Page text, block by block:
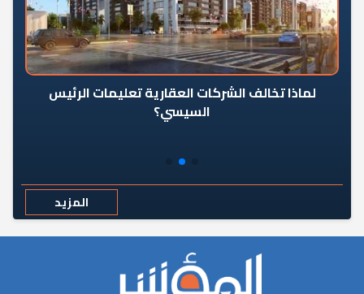
لماذا تخالف الشركات العقارية تعليمات الرئيس
السيسي؟
المزيد